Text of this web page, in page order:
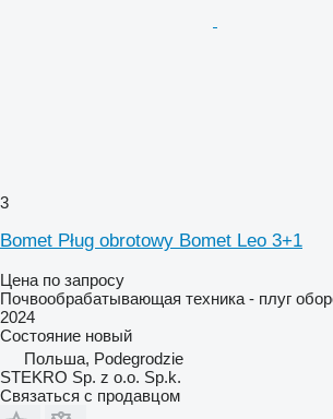
3
Bomet Pług obrotowy Bomet Leo 3+1
Цена по запросу
Почвообрабатывающая техника - плуг
2024
Состояние новый
Польша, Podegrodzie
STEKRO Sp. z o.o. Sp.k.
Связаться с продавцом